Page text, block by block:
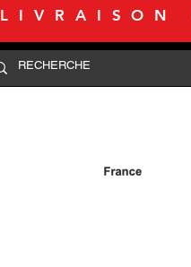
LIVRAISON